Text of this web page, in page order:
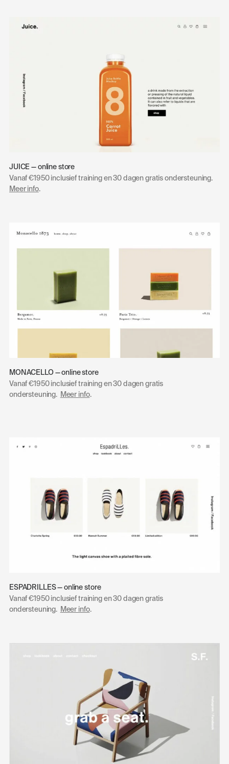
JUICE — online store
Vanaf €1950 inclusief training en 30 dagen gratis ondersteuning.
Meer info.
MONACELLO — online store
Vanaf €1950 inclusief training en 30 dagen gratis
ondersteuning.
Meer info.
ESPADRILLES — online store
Vanaf €1950 inclusief training en 30 dagen gratis
ondersteuning.
Meer info.